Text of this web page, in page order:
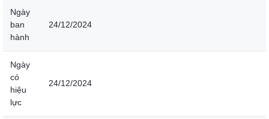
Ngày
ban
hành
24/12/2024
Ngày
có
hiệu
lực
24/12/2024